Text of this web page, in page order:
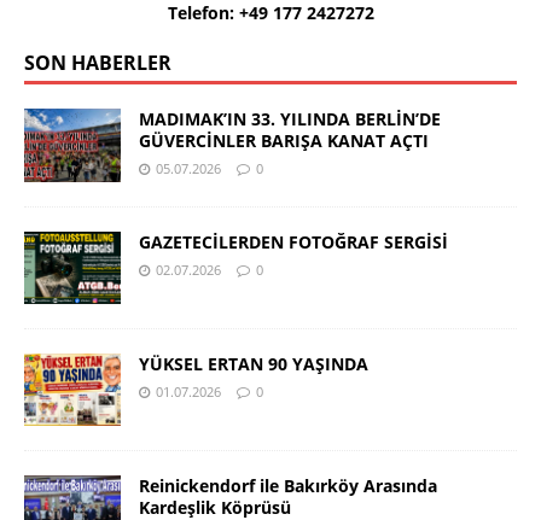
Telefon: +49 177 2427272
SON HABERLER
MADIMAK’IN 33. YILINDA BERLİN’DE
GÜVERCİNLER BARIŞA KANAT AÇTI
05.07.2026 0
GAZETECİLERDEN FOTOĞRAF SERGİSİ
02.07.2026 0
YÜKSEL ERTAN 90 YAŞINDA
01.07.2026 0
Reinickendorf ile Bakırköy Arasında
Kardeşlik Köprüsü